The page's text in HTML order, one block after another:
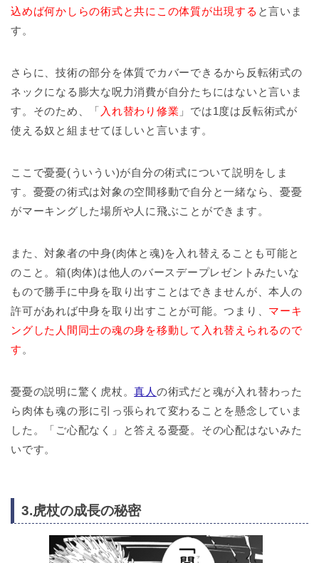
込めば何かしらの術式と共にこの体質が出現する と言いま
す。
さらに、技術の部分を体質でカバーできるから反転術式の
ネックになる膨大な呪力消費が自分たちにはないと言いま
す。そのため、「 入れ替わり修業 」では1度は反転術式が
使える奴と組ませてほしいと言います。
ここで憂憂(ういうい)が自分の術式について説明をしま
す。憂憂の術式は対象の空間移動で自分と一緒なら、憂憂
がマーキングした場所や人に飛ぶことができます。
また、対象者の中身(肉体と魂)を入れ替えることも可能と
のこと。箱(肉体)は他人のバースデープレゼントみたいな
もので勝手に中身を取り出すことはできませんが、本人の
許可があれば中身を取り出すことが可能。つまり、 マーキ
ングした人間同士の魂の身を移動して入れ替えられるので
す 。
憂憂の説明に驚く虎杖。真人 の術式だと魂が入れ替わった
ら肉体も魂の形に引っ張られて変わることを懸念していま
した。「ご心配なく」と答える憂憂。その心配はないみた
いです。
3.虎杖の成長の秘密